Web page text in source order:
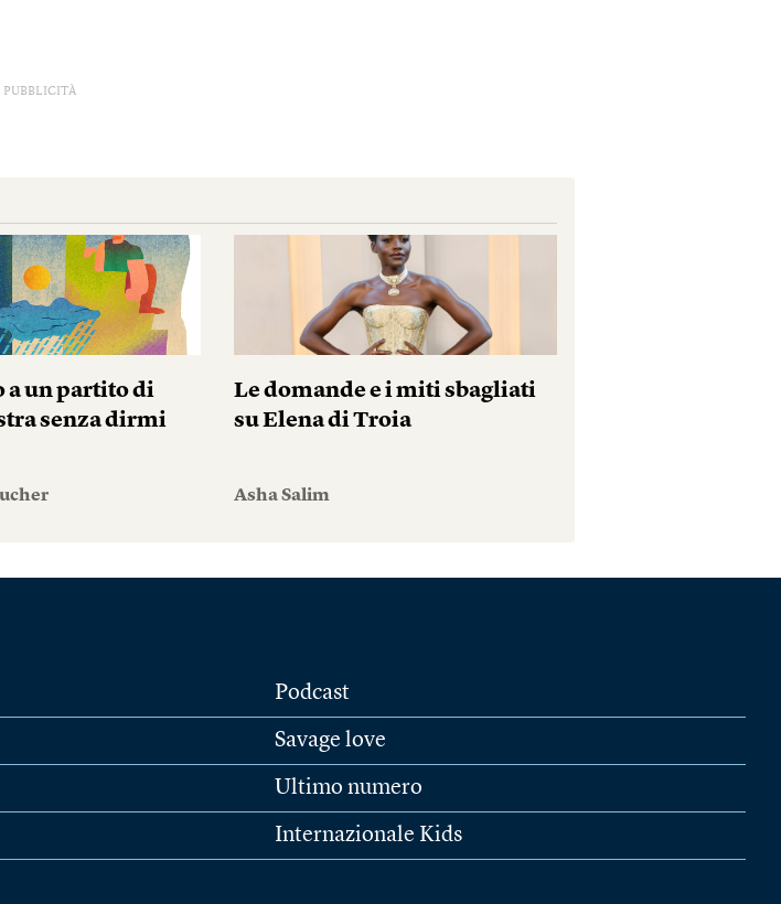
PUBBLICITÀ
a un partito di
senza dirmi
Le domande e i miti sbagliati
su Elena di Troia
Asha Salim
Podcast
Savage love
Ultimo numero
Internazionale Kids